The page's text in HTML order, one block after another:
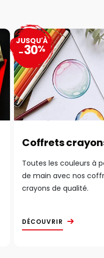
Coffrets
Toutes les couleurs à
de main avec nos
crayons de qualité.
DÉCOUVRIR
JUSQU'À
-30%